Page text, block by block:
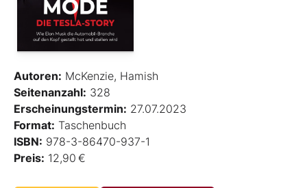
Autoren: McKenzie, Hamish
Seitenanzahl: 328
Erscheinungstermin: 27.07.2023
Format: Taschenbuch
ISBN: 978-3-86470-937-1
Preis: 12,90 €